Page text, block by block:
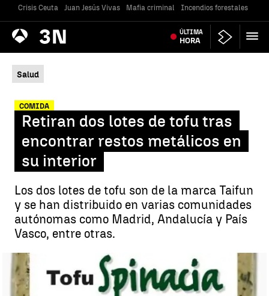
Crisis Ceuta Juan Jesús Vivas Mafia criminal Incendios forestales
Antena
3 Noticias ÚLTIMA
HORA
Salud
COMIDA
Retiran dos lotes de tofu tras
encontrar restos metálicos en
su interior
Los dos lotes de tofu son de la marca Taifun
y se han distribuido en varias comunidades
autónomas como Madrid, Andalucía y País
Vasco, entre otras.